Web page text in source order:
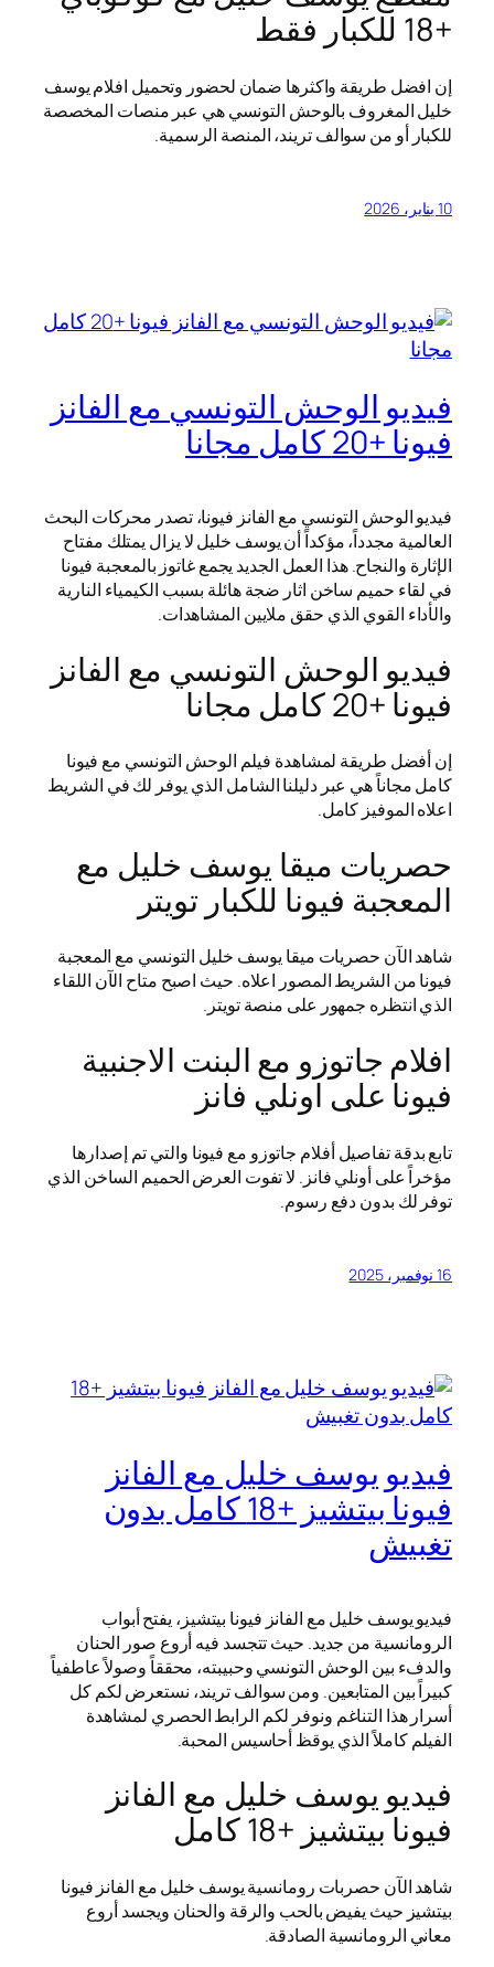
+18 للكبار فقط
إن افضل طريقة واكثرها ضمان لحضور وتحميل افلام يوسف
خليل المغروف بالوحش التونسي هي عبر منصات المخصصة
للكبار أو من سوالف تريند، المنصة الرسمية.
10 يناير، 2026
فيديو الوحش التونسي مع الفانز
فيونا +20 كامل مجانا
فيديو الوحش التونسي مع الفانز فيونا، تصدر محركات البحث
العالمية مجدداً، مؤكداً أن يوسف خليل لا يزال يمتلك مفتاح
الإثارة والنجاح. هذا العمل الجديد يجمع غاتوز بالمعجبة فيونا
في لقاء حميم ساخن اثار ضجة هائلة بسبب الكيمياء النارية
والأداء القوي الذي حقق ملايين المشاهدات.
فيديو الوحش التونسي مع الفانز
فيونا +20 كامل مجانا
إن أفضل طريقة لمشاهدة فيلم الوحش التونسي مع فيونا
كامل مجاناً هي عبر دليلنا الشامل الذي يوفر لك في الشريط
اعلاه الموفيز كامل.
حصريات ميقا يوسف خليل مع
المعجبة فيونا للكبار تويتر
شاهد الآن حصريات ميقا يوسف خليل التونسي مع المعجبة
فيونا من الشريط المصور اعلاه. حيث اصبح متاح الآن اللقاء
الذي انتظره جمهور على منصة تويتر.
افلام جاتوزو مع البنت الاجنبية
فيونا على اونلي فانز
تابع بدقة تفاصيل أفلام جاتوزو مع فيونا والتي تم إصدارها
مؤخراً على أونلي فانز. لا تفوت العرض الحميم الساخن الذي
توفر لك بدون دفع رسوم.
16 نوفمبر، 2025
فيديو يوسف خليل مع الفانز
فيونا بيتشيز +18 كامل بدون
تغبيش
فيديو يوسف خليل مع الفانز فيونا بيتشيز، يفتح أبواب
الرومانسية من جديد. حيث تتجسد فيه أروع صور الحنان
والدفء بين الوحش التونسي وحبيبته، محققاً وصولاً عاطفياً
كبيراً بين المتابعين. ومن سوالف تريند، نستعرض لكم كل
أسرار هذا التناغم ونوفر لكم الرابط الحصري لمشاهدة
الفيلم كاملاً الذي يوقظ أحاسيس المحبة.
فيديو يوسف خليل مع الفانز
فيونا بيتشيز +18 كامل
شاهد الآن حصربات رومانسية يوسف خليل مع الفانز فيونا
بيتشيز حيث يفيض بالحب والرقة والحنان ويجسد أروع
معاني الرومانسية الصادقة.